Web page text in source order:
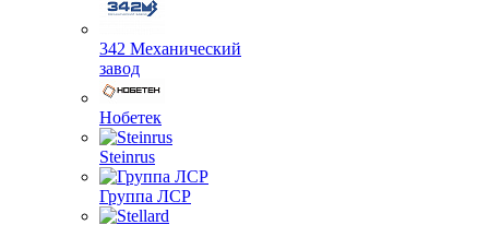
342 Механический
завод
Нобетек
Steinrus
Группа ЛСР